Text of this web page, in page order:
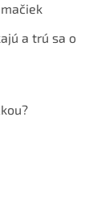
a trú sa o